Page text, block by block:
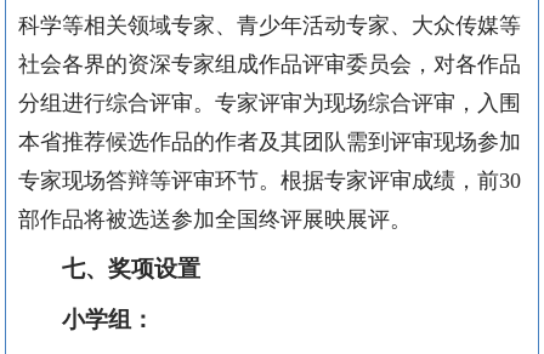
科学等相关领域专家、青少年活动专家、大众传媒等
社会各界的资深专家组成作品评审委员会，对各作品
分组进行综合评审。专家评审为现场综合评审，入围
本省推荐候选作品的作者及其团队需到评审现场参加
专家现场答辩等评审环节。根据专家评审成绩，前30
部作品将被选送参加全国终评展映展评。
七、奖项设置
小学组：